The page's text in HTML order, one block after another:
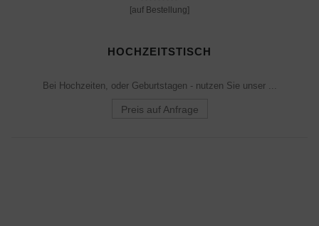
[auf Bestellung]
HOCHZEITSTISCH
Bei Hochzeiten, oder Geburtstagen - nutzen Sie unser ...
Preis auf Anfrage